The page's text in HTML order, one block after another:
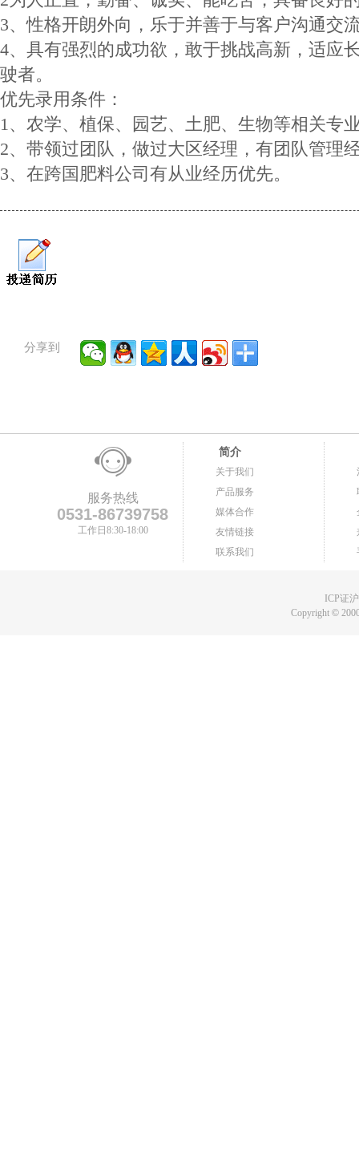
3、性格开朗外向，乐于并善于与客户沟通交
4、具有强烈的成功欲，敢于挑战高新，适应
驶者。
优先录用条件：
1、农学、植保、园艺、土肥、生物等相关专
2、带领过团队，做过大区经理，有团队管理
3、在跨国肥料公司有从业经历优先。
分享到
服务热线
0531-86739758
工作日8:30-18:00
简介
关于我们
产品服务
媒体合作
友情链接
联系我们
ICP证
Copyright©